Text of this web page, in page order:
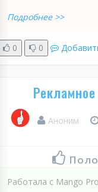
Подробнее >>
0 0
Аноним
Работала с Mango